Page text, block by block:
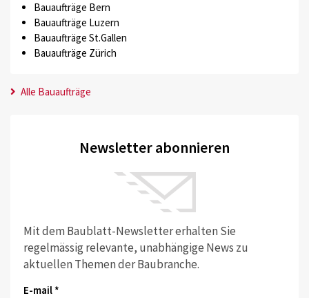
Bauaufträge Bern
Bauaufträge Luzern
Bauaufträge St.Gallen
Bauaufträge Zürich
Alle Bauaufträge
Newsletter abonnieren
Mit dem Baublatt-Newsletter erhalten Sie
regelmässig relevante, unabhängige News zu
aktuellen Themen der Baubranche.
E-mail *